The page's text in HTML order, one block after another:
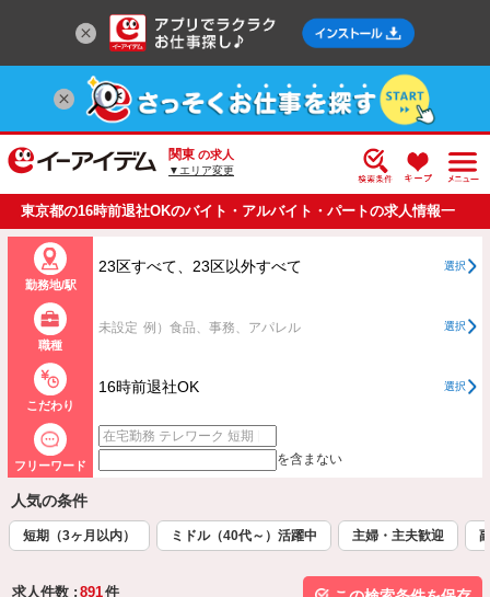
関東 の求人
▼エリア変更
東京都の16時前退社OKのバイト・アルバイト・パートの求人情報一
覧
勤務地/駅
23区すべて、23区以外すべて 選択
職種
未設定 例）食品、事務、アパレル 選択
こだわり
16時前退社OK 選択
フリーワード を含まない
人気の条件
短期（3ヶ月以内） ミドル（40代～）活躍中 主婦・主夫歓迎
求人件数 : 891件